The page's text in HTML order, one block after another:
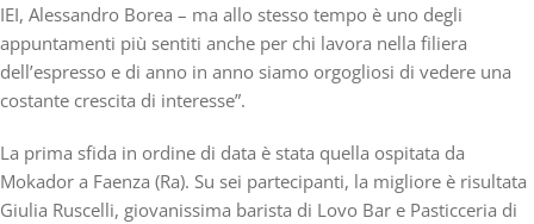
IEI, Alessandro Borea – ma allo stesso tempo è uno degli
appuntamenti più sentiti anche per chi lavora nella filiera
dell’espresso e di anno in anno siamo orgogliosi di vedere una
costante crescita di interesse”.
La prima sfida in ordine di data è stata quella ospitata da
Mokador a Faenza (Ra). Su sei partecipanti, la migliore è risultata
Giulia Ruscelli, giovanissima barista di Lovo Bar e Pasticceria di